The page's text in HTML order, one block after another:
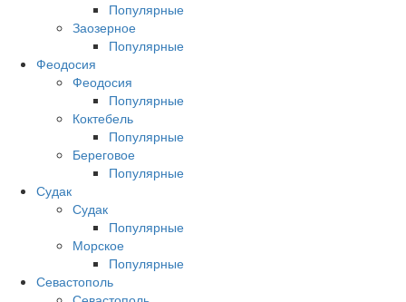
Популярные
Заозерное
Популярные
Феодосия
Феодосия
Популярные
Коктебель
Популярные
Береговое
Популярные
Судак
Судак
Популярные
Морское
Популярные
Севастополь